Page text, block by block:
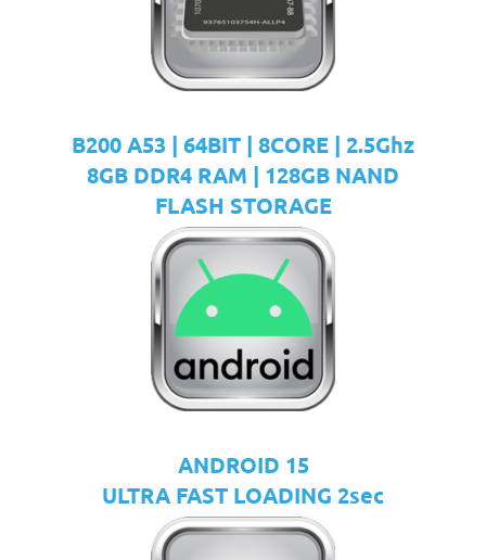
B200 A53 | 64BIT | 8CORE | 2.5Ghz
8GB DDR4 RAM | 128GB NAND
FLASH STORAGE
ANDROID 15
ULTRA FAST LOADING 2sec